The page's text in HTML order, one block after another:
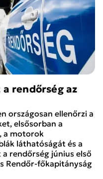
rendőrség az
országosan ellenőrzi a
elsősorban a
a motorok
láthatóságát és a
rendőrség június első
Rendőr-főkapitányság